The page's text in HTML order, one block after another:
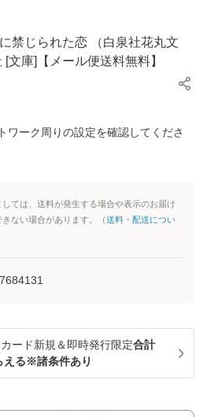
禁じられた恋 （白泉社花丸文
文庫]【メール便送料無料】
ワーク周りの設定を確認してくださ
ては、送料が発生する場合や表示のお届け
ない場合があります。（送料・配送につい
ード新規＆即時発行限定合計
える※諸条件あり